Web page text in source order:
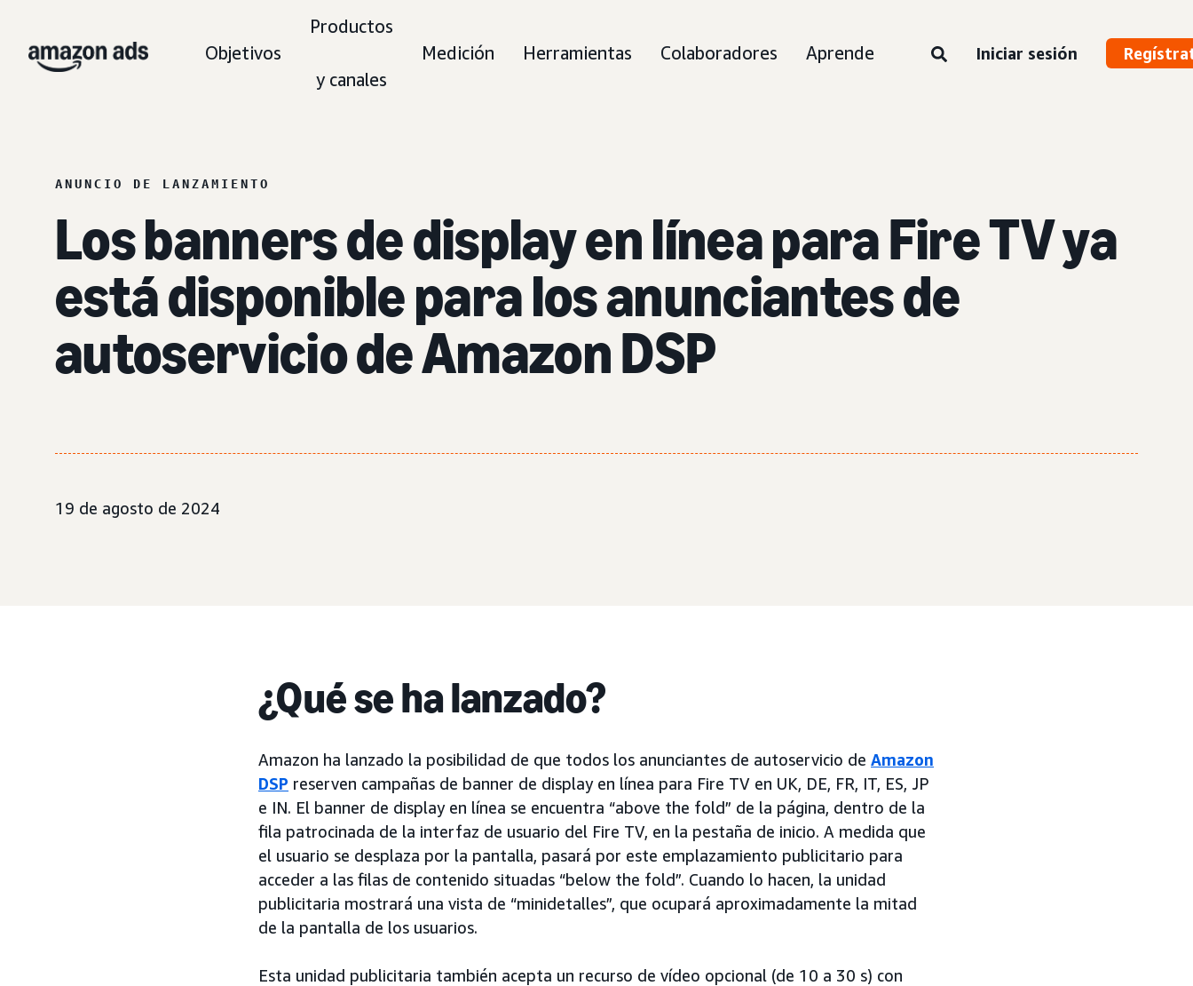
Objetivos
Productos
y canales
Medición Herramientas Colaboradores Aprende Iniciar sesión
ANUNCIO DE LANZAMIENTO
Los banners de display en línea para Fire TV ya
está disponible para los anunciantes de
autoservicio de Amazon DSP
19 de agosto de 2024
¿Qué se ha lanzado?
Amazon ha lanzado la posibilidad de que todos los anunciantes de autoservicio de Amazon
DSP reserven campañas de banner de display en línea para Fire TV en UK, DE, FR, IT, ES, JP
e IN. El banner de display en línea se encuentra “above the fold” de la página, dentro de la
fila patrocinada de la interfaz de usuario del Fire TV, en la pestaña de inicio. A medida que
el usuario se desplaza por la pantalla, pasará por este emplazamiento publicitario para
acceder a las filas de contenido situadas “below the fold”. Cuando lo hacen, la unidad
publicitaria mostrará una vista de “minidetalles”, que ocupará aproximadamente la mitad
de la pantalla de los usuarios.
Esta unidad publicitaria también acepta un recurso de vídeo opcional (de 10 a 30 s) con